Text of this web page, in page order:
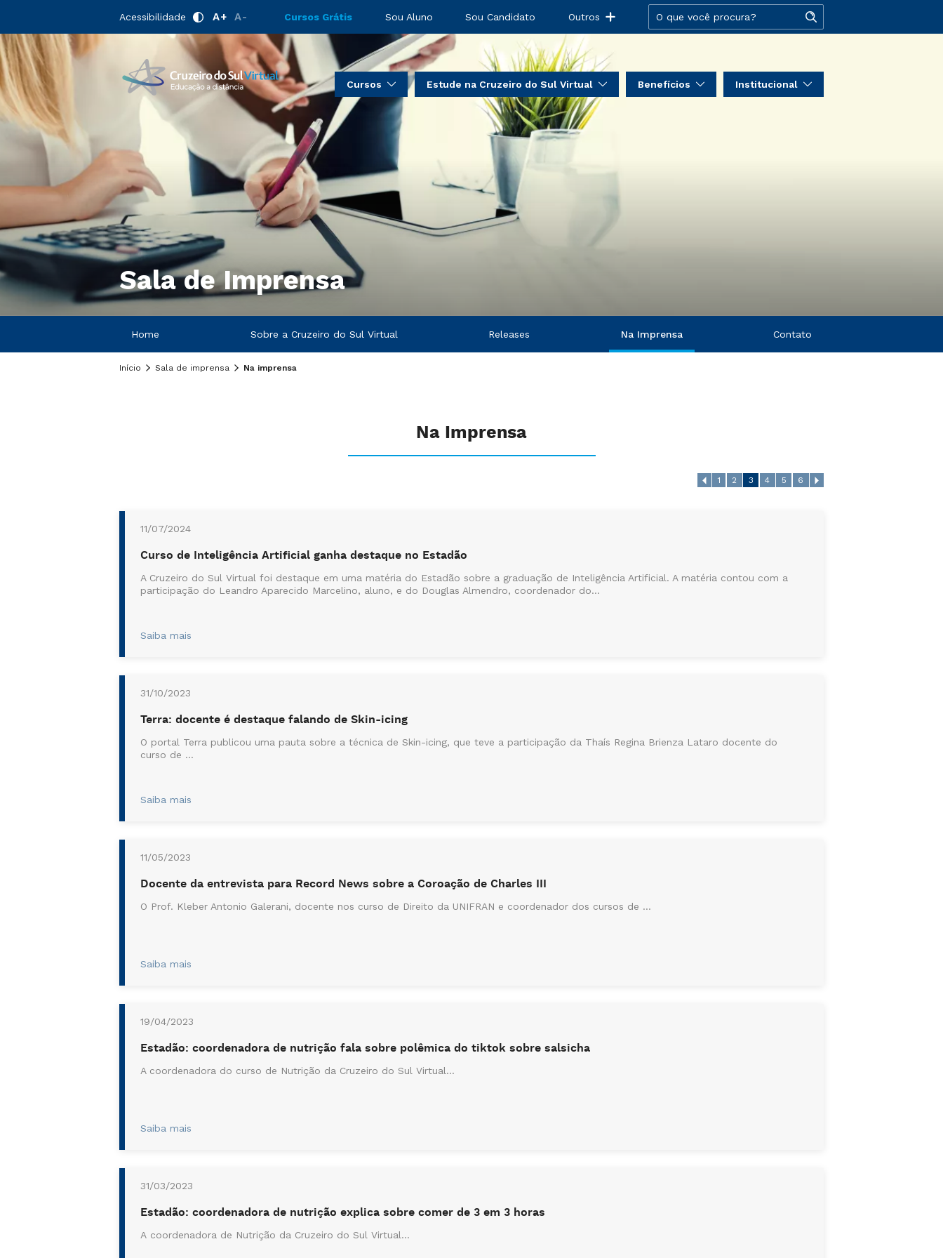
Acessibilidade A+ A- Cursos Grátis Sou Aluno Sou Candidato Outros
Cursos Estude na Cruzeiro do Sul Virtual Benefícios Institucional
Sala de Imprensa
Home Sobre a Cruzeiro do Sul Virtual Releases Na Imprensa Contato
Início Sala de imprensa Na imprensa
Na Imprensa
1 2 3 4 5 6
11/07/2024
Curso de Inteligência Artificial ganha destaque no Estadão
A Cruzeiro do Sul Virtual foi destaque em uma matéria do Estadão sobre a graduação de Inteligência Artificial. A matéria contou com a
participação do Leandro Aparecido Marcelino, aluno, e do Douglas Almendro, coordenador do...
Saiba mais
31/10/2023
Terra: docente é destaque falando de Skin-icing
O portal Terra publicou uma pauta sobre a técnica de Skin-icing, que teve a participação da Thaís Regina Brienza Lataro docente do
curso de ...
Saiba mais
11/05/2023
Docente da entrevista para Record News sobre a Coroação de Charles III
O Prof. Kleber Antonio Galerani, docente nos curso de Direito da UNIFRAN e coordenador dos cursos de ...
Saiba mais
19/04/2023
Estadão: coordenadora de nutrição fala sobre polêmica do tiktok sobre salsicha
A coordenadora do curso de Nutrição da Cruzeiro do Sul Virtual...
Saiba mais
31/03/2023
Estadão: coordenadora de nutrição explica sobre comer de 3 em 3 horas
A coordenadora de Nutrição da Cruzeiro do Sul Virtual...